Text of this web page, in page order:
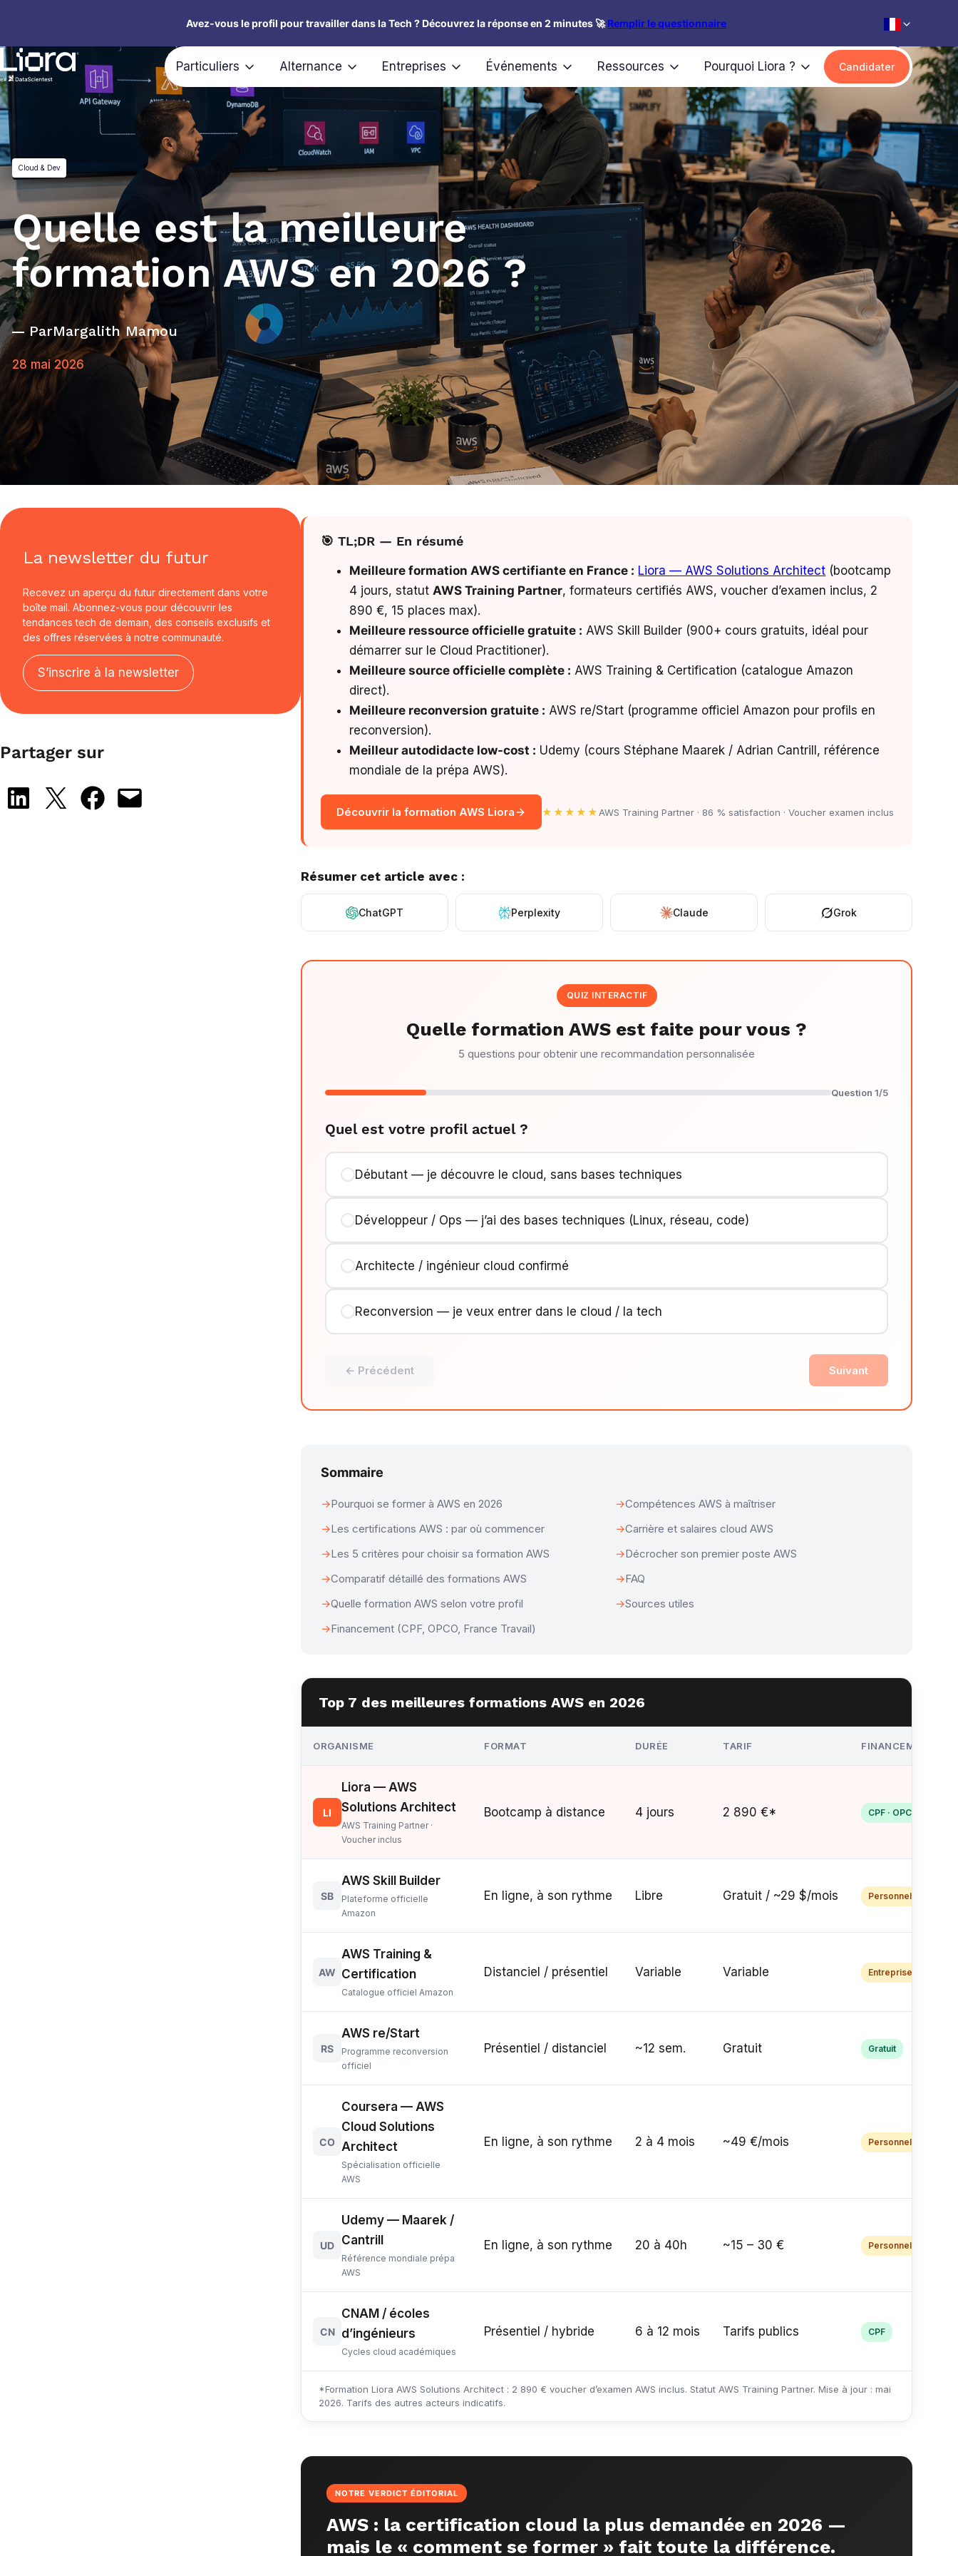
contenu
Avez-vous le profil pour travailler dans la Tech ? Découvrez la réponse en 2 minutes 🚀Remplir le questionnaire
Particuliers Alternance Entreprises Événements Ressources Pourquoi Liora ? Candidater
Cloud & Dev
Quelle est la meilleure
formation AWS en 2026 ?
ParMargalith Mamou
28 mai 2026
La newsletter du futur
Recevez un aperçu du futur directement dans votre
boîte mail. Abonnez-vous pour découvrir les
tendances tech de demain, des conseils exclusifs et
des offres réservées à notre communauté.
S’inscrire à la newsletter
Partager sur
Share on LinkedIn
Share on X Share on Facebook
Email this Page
🎯 TL;DR — En résumé
Meilleure formation AWS certifiante en France : Liora — AWS Solutions Architect (bootcamp
4 jours, statutAWS Training Partner, formateurs certifiés AWS, voucher d’examen inclus, 2
890 €, 15 places max).
Meilleure ressource officielle gratuite : AWS Skill Builder (900+ cours gratuits, idéal pour
démarrer sur le Cloud Practitioner).
Meilleure source officielle complète : AWS Training & Certification (catalogue Amazon
direct).
Meilleure reconversion gratuite : AWS re/Start (programme officiel Amazon pour profils en
reconversion).
Meilleur autodidacte low-cost : Udemy (cours Stéphane Maarek / Adrian Cantrill, référence
mondiale de la prépa AWS).
Découvrir la formation AWS Liora ★★★★★ AWS Training Partner · 86 % satisfaction · Voucher examen inclus
Résumer cet article avec :
ChatGPT Perplexity Claude Grok
QUIZ INTERACTIF
Quelle formation AWS est faite pour vous ?
5 questions pour obtenir une recommandation personnalisée
Question 1/5
Quel est votre profil actuel ?
Débutant — je découvre le cloud, sans bases techniques
Développeur / Ops — j’ai des bases techniques (Linux, réseau, code)
Architecte / ingénieur cloud confirmé
Reconversion — je veux entrer dans le cloud / la tech
← Précédent Suivant
Sommaire
Pourquoi se former à AWS en 2026
Les certifications AWS : par où commencer
Les 5 critères pour choisir sa formation AWS
Comparatif détaillé des formations AWS
Quelle formation AWS selon votre profil
Financement (CPF, OPCO, France Travail)
Compétences AWS à maîtriser
Carrière et salaires cloud AWS
Décrocher son premier poste AWS
FAQ
Sources utiles
Top 7 des meilleures formations AWS en 2026
ORGANISME FORMAT DURÉE TARIF FINANCEMENT
LI
Liora — AWS
Solutions Architect
AWS Training Partner ·
Voucher inclus
Bootcamp à distance 4 jours 2 890 €* CPF · OPCO · AIF
SB
AWS Skill Builder
Plateforme officielle
Amazon
En ligne, à son rythme Libre Gratuit / ~29 $/mois Personnel
AW
AWS Training &
Certification
Catalogue officiel Amazon
Distanciel / présentiel Variable Variable Entreprise
RS
AWS re/Start
Programme reconversion
officiel
Présentiel / distanciel ~12 sem. Gratuit Gratuit
CO
Coursera — AWS
Cloud Solutions
Architect
Spécialisation officielle
AWS
En ligne, à son rythme 2 à 4 mois ~49 €/mois Personnel
UD
Udemy — Maarek /
Cantrill
Référence mondiale prépa
AWS
En ligne, à son rythme 20 à 40h ~15 – 30 € Personnel
CN
CNAM / écoles
d’ingénieurs
Cycles cloud académiques
Présentiel / hybride 6 à 12 mois Tarifs publics CPF
*Formation Liora AWS Solutions Architect : 2 890 € voucher d’examen AWS inclus. Statut AWS Training Partner. Mise à jour : mai
2026. Tarifs des autres acteurs indicatifs.
NOTRE VERDICT ÉDITORIAL
AWS : la certification cloud la plus demandée en 2026 —
mais le « comment se former » fait toute la différence.